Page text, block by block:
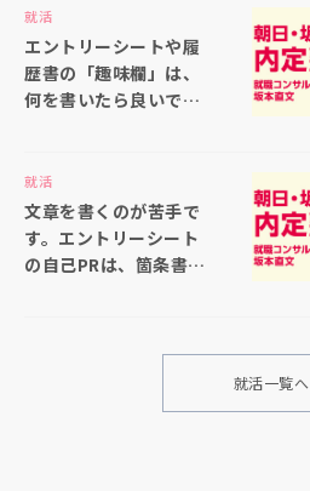
ても大丈夫ですか
就活
エントリーシートや履
歴書の「趣味欄」は、
何を書いたら良いでし
就活
文章を書くのが苦手で
す。エントリーシート
の自己PRは、箇条書き
就活一覧へ